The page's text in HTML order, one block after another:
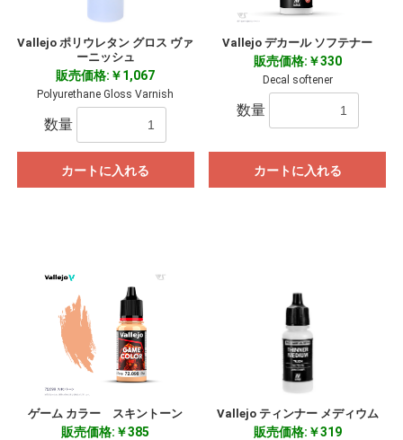
Vallejo ポリウレタン グロス ヴァ
ーニッシュ
販売価格:￥1,067
Polyurethane Gloss Varnish
数量
カートに入れる
Vallejo デカール ソフテナー
販売価格:￥330
Decal softener
数量
カートに入れる
ゲーム カラー スキントーン
販売価格:￥385
Vallejo ティンナー メディウム
販売価格:￥319